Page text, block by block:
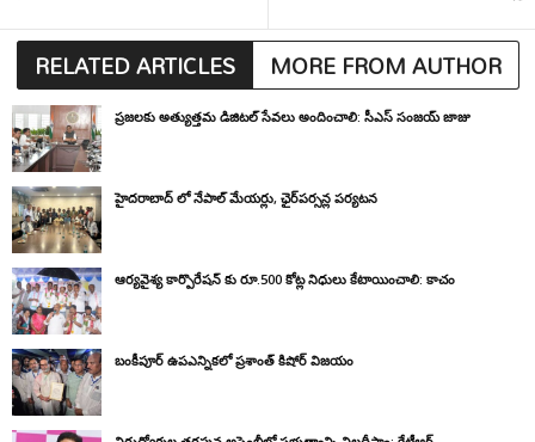
RELATED ARTICLES MORE FROM AUTHOR
ప్రజలకు అత్యుత్తమ డిజిటల్ సేవలు అందించాలి: సీఎస్ సంజయ్ జాజు
హైదరాబాద్ లో నేపాల్ మేయర్లు, ఛైర్‌పర్సన్ల పర్యటన
ఆర్యవైశ్య కార్పొరేషన్ కు రూ.500 కోట్ల నిధులు కేటాయించాలి: కాచం
బంకీపూర్ ఉపఎన్నికలో ప్రశాంత్ కిషోర్ విజయం